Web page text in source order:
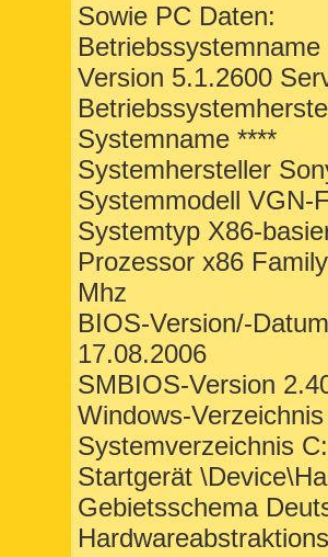
Sowie PC Daten:
Version 5.1.2600
Systemname ****
Systemhersteller
Systemmodell VGN-
Systemtyp X86-
Prozessor x86
Mhz
BIOS-Version/-
17.08.2006
SMBIOS-Version
Windows-
Systemverzeichnis
Startgerät
Gebietsschema